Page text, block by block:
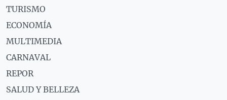
TURISMO
ECONOMÍA
MULTIMEDIA
CARNAVAL
REPOR
SALUD Y BELLEZA